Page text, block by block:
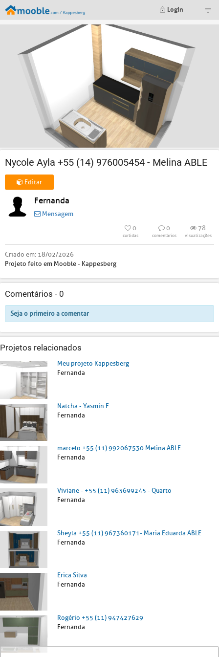
Login
Nycole Ayla +55 (14) 976005454 - Melina ABLE
Editar
Fernanda
Mensagem
0
curtidas
0
comentários
78
visualizações
Criado em: 18/02/2026
Projeto feito em Mooble - Kappesberg
Comentários - 0
Seja o primeiro a comentar
Projetos relacionados
Meu projeto Kappesberg
Fernanda
Natcha - Yasmin F
Fernanda
marcelo +55 (11) 992067530 Melina ABLE
Fernanda
Viviane - +55 (11) 963699245 - Quarto
Fernanda
Sheyla +55 (11) 967360171- Maria Eduarda ABLE
Fernanda
Erica Silva
Fernanda
Rogério +55 (11) 947427629
Fernanda